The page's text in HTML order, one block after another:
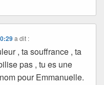
a dit :
, ta souffrance , ta
pas , tu es une
pour Emmanuelle.